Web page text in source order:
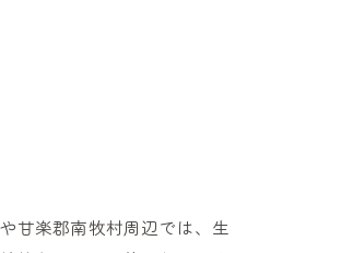
甘楽郡南牧村周辺では、生